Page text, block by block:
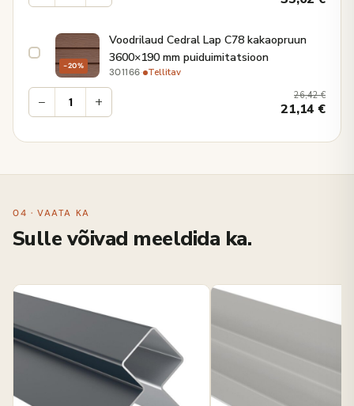
−20%
Voodrilaud Cedral Lap C78 kakaopruun
3600×190 mm puiduimitatsioon
301166· Tellitav
− + 26,42€
21,14€
04 · VAATA KA
Sulle võivad meeldida ka.